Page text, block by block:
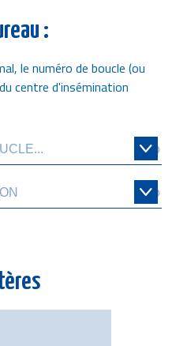
:
le numéro de boucle (ou
centre d'insémination